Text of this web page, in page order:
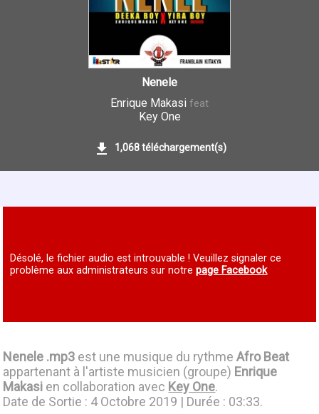
Nenele
Enrique Makasi feat
Key One
1,068 téléchargement(s)
Désolé, le fichier audio est introuvable ! Veuillez signaler ce
problème aux administrateurs sur notrepage Facebook
Nenele .mp3 est une musique du rythmeAfro Beat
appartenant à l'artiste musicien (groupe) Enrique
Makasi en collaboration avec Key One.
Date de Sortie : 4 Octobre 2019 | Durée : 03:33.